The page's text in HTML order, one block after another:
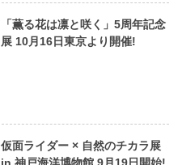
「薫る花は凛と咲く」5周年記念
展 10月16日東京より開催!
仮面ライダー × 自然のチカラ展